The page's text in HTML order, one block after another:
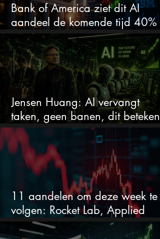
Bank of America ziet dit AI
aandeel de komende tijd 40%
stijgen na 20% daling
Jensen Huang: AI vervangt
taken, geen banen, dit betekent
het voor AI-aandelen
11 aandelen om deze week te
volgen: Rocket Lab, Applied
Materials en de zwaarste AI-test